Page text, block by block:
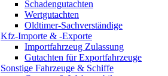
Schadengutachten
Wertgutachten
Oldtimer-Sachverständige
Kfz-Importe & -Exporte
Importfahrzeug Zulassung
Gutachten für Exportfahrzeuge
Sonstige Fahrzeuge & Schiffe